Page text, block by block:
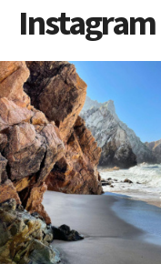
Instagram